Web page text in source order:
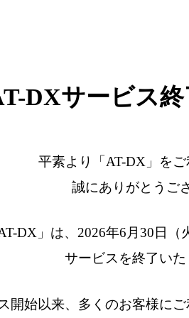
DXサービス
平素より「AT-DX」をご
誠にありがとうご
AT-DX」は、2026年6月30日（
サービスを終了いた
開始以来、多くのお客様にご